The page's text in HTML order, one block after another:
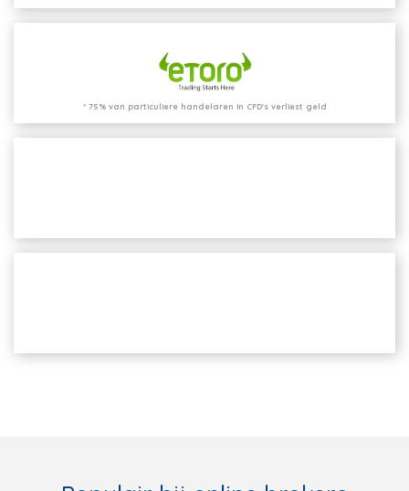
* 75% van particuliere handelaren in CFD's verliest geld